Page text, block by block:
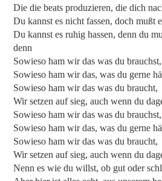
Die die beats produzieren, die dich
Du kannst es nicht fassen, doch mußt
Du kannst es ruhig hassen, denn du
denn
Sowieso ham wir das was du brauchst,
Sowieso ham wir das, was du gerne
Sowieso ham wir das was du braucht,
Wir setzen auf sieg, auch wenn du
Sowieso ham wir das was du brauchst,
Sowieso ham wir das, was du gerne
Sowieso ham wir das was du braucht,
Wir setzen auf sieg, auch wenn du
Nenn es wie du willst, ob gut oder